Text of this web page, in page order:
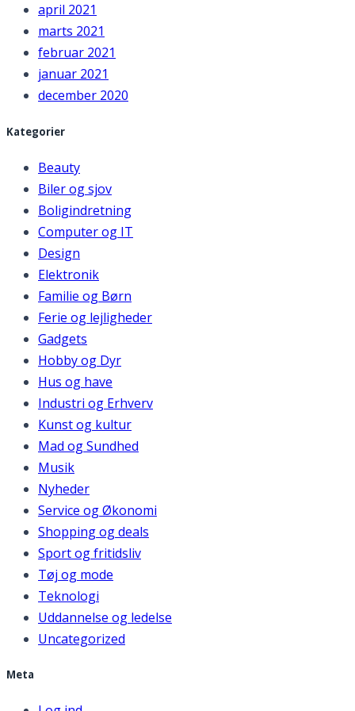
april 2021
marts 2021
februar 2021
januar 2021
december 2020
Kategorier
Beauty
Biler og sjov
Boligindretning
Computer og IT
Design
Elektronik
Familie og Børn
Ferie og lejligheder
Gadgets
Hobby og Dyr
Hus og have
Industri og Erhverv
Kunst og kultur
Mad og Sundhed
Musik
Nyheder
Service og Økonomi
Shopping og deals
Sport og fritidsliv
Tøj og mode
Teknologi
Uddannelse og ledelse
Uncategorized
Meta